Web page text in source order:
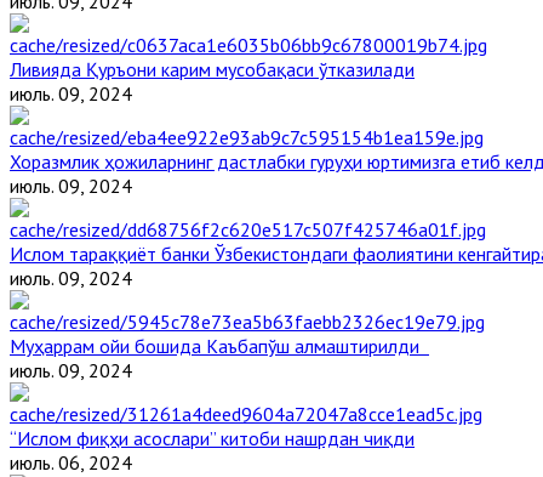
Ливияда Қуръони карим мусобақаси ўтказилади
июль. 09, 2024
Хоразмлик ҳожиларнинг дастлабки гуруҳи юртимизга етиб
июль. 09, 2024
Ислом тараққиёт банки Ўзбекистондаги фаолиятини
июль. 09, 2024
Муҳаррам ойи бошида Каъбапўш алмаштирилди
июль. 09, 2024
“Ислом фиқҳи асослари” китоби нашрдан чиқди
июль. 06, 2024